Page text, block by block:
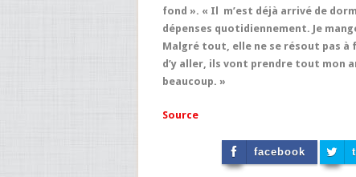
fond ». « Il m’est déjà arrivé de
dépenses quotidiennement. Je
Malgré tout, elle ne se résout pas à
d’y aller, ils vont prendre tout mon
beaucoup. »
Source
facebook